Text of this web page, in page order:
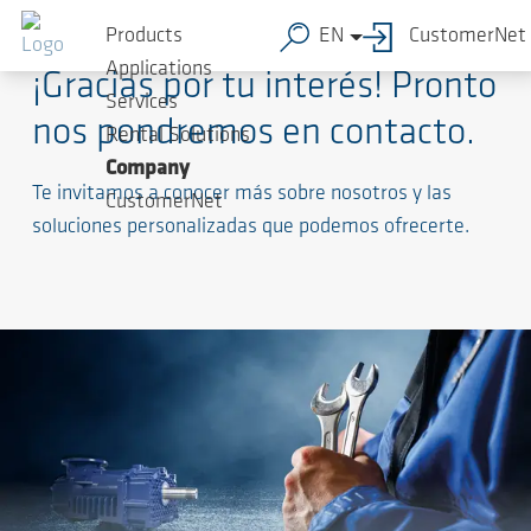
¡Gracias por tu interés! Pronto
nos pondremos en contacto.
Te invitamos a conocer más sobre nosotros y las
soluciones personalizadas que podemos ofrecerte.
Products
Applications
Services
Rental Solutions
Company
CustomerNet
EN CustomerNet